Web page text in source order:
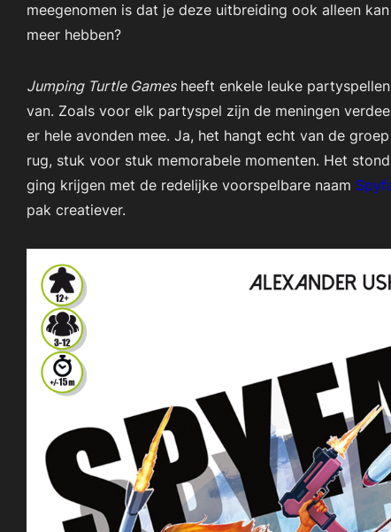
meegenomen is dat je deze uitbreiding ook alleen
meer hebben?
Jumping Turtle Gamesheeft enkele leuke
van. Zoals voor elk partyspel zijn de meningen
er hele avonden mee. Ja, het hangt echt van de
rug, stuk voor stuk memorabele momenten. Het
ging krijgen met de redelijke voorspelbare naam
pak creatiever.